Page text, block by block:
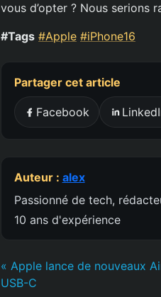
vous d’opter ? Nous serions
#Tags #Apple #iPhone16
Partager cet article
Facebook
Auteur : alex
Passionné de tech,
10 ans d'expérience
« Apple lance de nouveaux
USB-C